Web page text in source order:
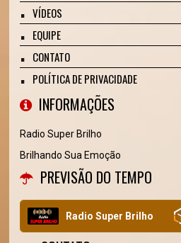
VÍDEOS
EQUIPE
CONTATO
POLÍTICA DE PRIVACIDADE
INFORMAÇÕES
Radio Super Brilho
Brilhando Sua Emoção
PREVISÃO DO TEMPO
Radio Super Brilho